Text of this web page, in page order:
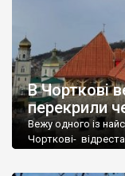
В Чорткові
перекрили
Вежу одного із
Чорткові-